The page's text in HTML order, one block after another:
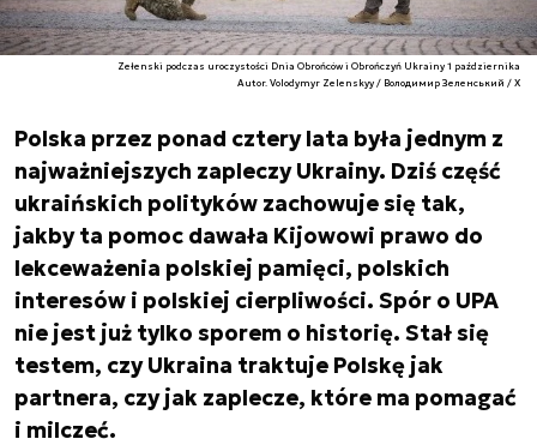
Zełenski podczas uroczystości Dnia Obrońców i Obrończyń Ukrainy 1 października
Autor. Volodymyr Zelenskyy / Володимир Зеленський / X
Polska przez ponad cztery lata była jednym z
najważniejszych zapleczy Ukrainy. Dziś część
ukraińskich polityków zachowuje się tak,
jakby ta pomoc dawała Kijowowi prawo do
lekceważenia polskiej pamięci, polskich
interesów i polskiej cierpliwości. Spór o UPA
nie jest już tylko sporem o historię. Stał się
testem, czy Ukraina traktuje Polskę jak
partnera, czy jak zaplecze, które ma pomagać
i milczeć.